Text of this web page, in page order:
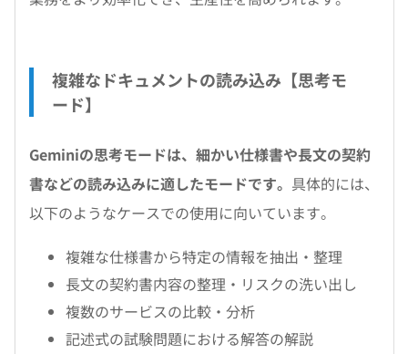
複雑なドキュメントの読み込み【思考モ
ード】
Geminiの思考モードは、細かい仕様書や長文の契約
書などの読み込みに適したモードです。 具体的には、
以下のようなケースでの使用に向いています。
複雑な仕様書から特定の情報を抽出・整理
長文の契約書内容の整理・リスクの洗い出し
複数のサービスの比較・分析
記述式の試験問題における解答の解説